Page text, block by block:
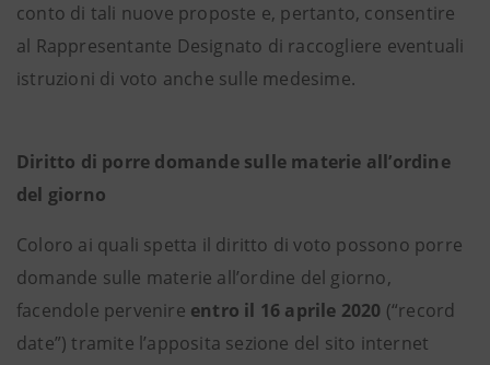
conto di tali nuove proposte e, pertanto, consentire
al Rappresentante Designato di raccogliere eventuali
istruzioni di voto anche sulle medesime.
Diritto di porre domande sulle materie all’ordine
del giorno
Coloro ai quali spetta il diritto di voto possono porre
domande sulle materie all’ordine del giorno,
facendole pervenire entro il 16 aprile 2020 (“record
date”) tramite l’apposita sezione del sito internet